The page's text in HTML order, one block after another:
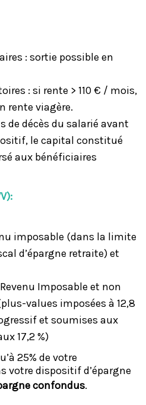
: sortie possible en
: si rente > 110 € / mois,
rente viagère.
de décès du salarié avant
le capital constitué
aux bénéficiaires
imposable (dans la limite
d’épargne retraite) et
Imposable et non
values imposées à 12,8
et soumises aux
17,2 %)
25% de votre
votre dispositif d’épargne
confondus.